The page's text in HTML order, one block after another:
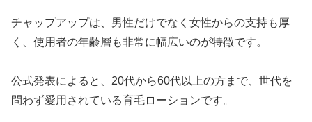
チャップアップは、男性だけでなく女性からの支持も厚
く、使用者の年齢層も非常に幅広いのが特徴です。
公式発表によると、20代から60代以上の方まで、世代を
問わず愛用されている育毛ローションです。